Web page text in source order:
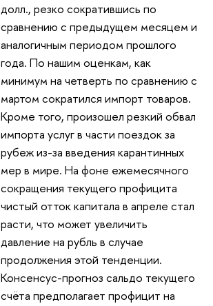
долл., резко сократившись по
сравнению с предыдущем месяцем и
аналогичным периодом прошлого
года. По нашим оценкам, как
минимум на четверть по сравнению с
мартом сократился импорт товаров.
Кроме того, произошел резкий обвал
импорта услуг в части поездок за
рубеж из-за введения карантинных
мер в мире. На фоне ежемесячного
сокращения текущего профицита
чистый отток капитала в апреле стал
расти, что может увеличить
давление на рубль в случае
продолжения этой тенденции.
Консенсус-прогноз сальдо текущего
счёта предполагает профицит на